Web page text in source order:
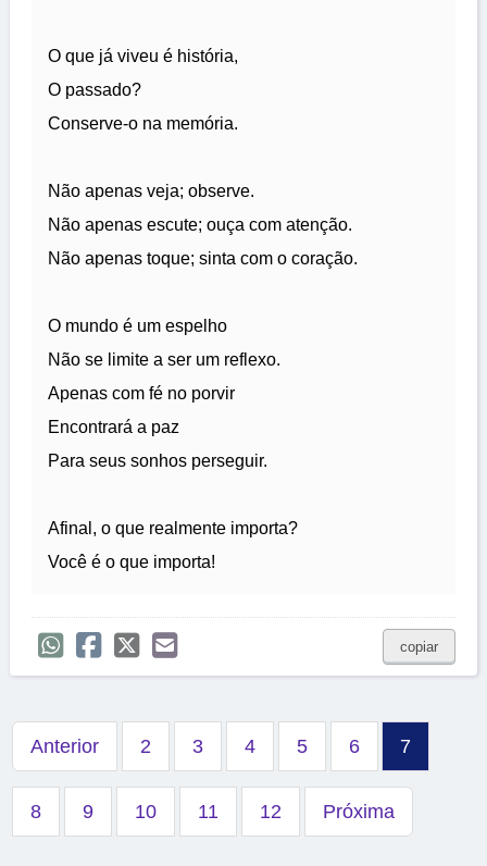
O que já viveu é história,
O passado?
Conserve-o na memória.
Não apenas veja; observe.
Não apenas escute; ouça com atenção.
Não apenas toque; sinta com o coração.
O mundo é um espelho
Não se limite a ser um reflexo.
Apenas com fé no porvir
Encontrará a paz
Para seus sonhos perseguir.
Afinal, o que realmente importa?
Você é o que importa!
copiar
Anterior 2 3 4 5 6 7
8 9 10 11 12 Próxima